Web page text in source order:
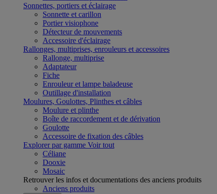
Sonnettes, portiers et éclairage
Sonnette et carillon
Portier visiophone
Détecteur de mouvements
Accessoire d'éclairage
Rallonges, multiprises, enrouleurs et accessoires
Rallonge, multiprise
Adaptateur
Fiche
Enrouleur et lampe baladeuse
Outillage d'installation
Moulures, Goulottes, Plinthes et câbles
Moulure et plinthe
Boîte de raccordement et de dérivation
Goulotte
Accessoire de fixation des câbles
Explorer par gamme Voir tout
Céliane
Dooxie
Mosaic
Retrouver les infos et documentations des anciens produits
Anciens produits